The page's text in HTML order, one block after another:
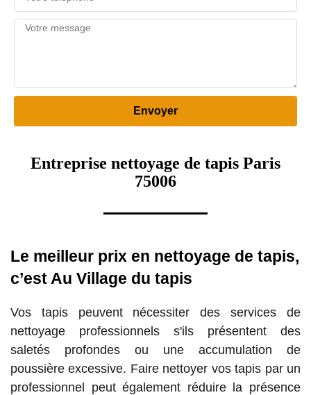
Entreprise nettoyage de tapis Paris
75006
Le meilleur prix en nettoyage de tapis,
c’est Au Village du tapis
Vos tapis peuvent nécessiter des services de
nettoyage professionnels s'ils présentent des
saletés profondes ou une accumulation de
poussière excessive. Faire nettoyer vos tapis par un
professionnel peut également réduire la présence